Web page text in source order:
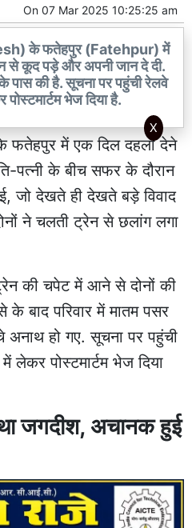
On 07 Mar 2025 10:25:25 am
के फतेहपुर (Fatehpur) में
से कूद पड़े और अपनी जान दे दी.
पास की है. सूचना पर पहुंची रेलवे
भेज दिया है.
फतेहपुर में एक दिल दहला देने
पत्नी के बीच सफर के दौरान
जो देखते ही देखते बड़े विवाद
ने चलती ट्रेन से छलांग लगा
की चपेट में आने से दोनों की
के बाद परिवार में मातम पसर
हो गए. सूचना पर पहुंची
पोस्टमार्टम भेज दिया
जगदीश, अचानक हुई
X